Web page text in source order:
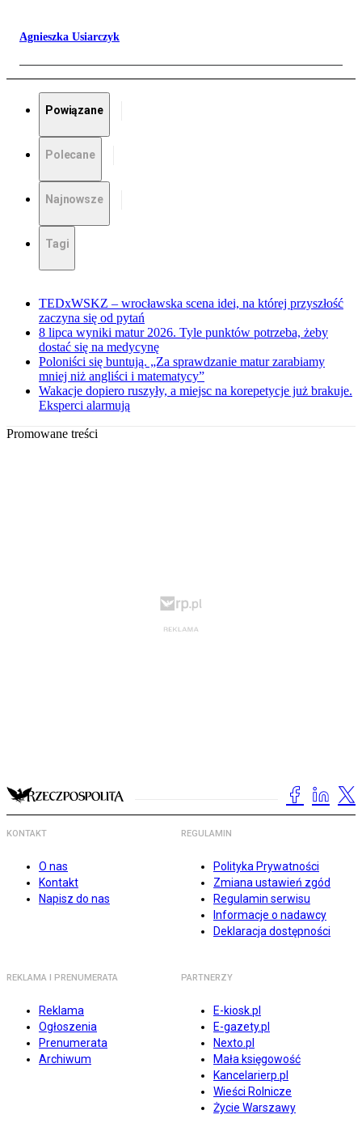
Agnieszka Usiarczyk
Powiązane
Polecane
Najnowsze
Tagi
TEDxWSKZ – wrocławska scena idei, na której przyszłość
zaczyna się od pytań
8 lipca wyniki matur 2026. Tyle punktów potrzeba, żeby
dostać się na medycynę
Poloniści się buntują. „Za sprawdzanie matur zarabiamy
mniej niż angliści i matematycy”
Wakacje dopiero ruszyły, a miejsc na korepetycje już brakuje.
Eksperci alarmują
Promowane treści
KONTAKT
O nas
Kontakt
Napisz do nas
REGULAMIN
Polityka Prywatności
Zmiana ustawień zgód
Regulamin serwisu
Informacje o nadawcy
Deklaracja dostępności
REKLAMA I PRENUMERATA
Reklama
Ogłoszenia
Prenumerata
Archiwum
PARTNERZY
E-kiosk.pl
E-gazety.pl
Nexto.pl
Mała księgowość
Kancelarierp.pl
Wieści Rolnicze
Życie Warszawy